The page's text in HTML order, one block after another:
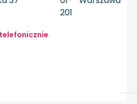
201